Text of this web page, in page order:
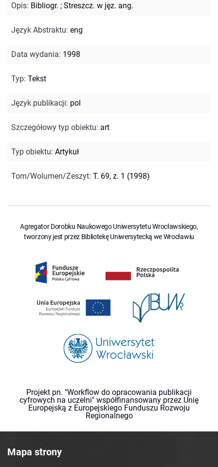
Opis: Bibliogr. ; Streszcz. w jęz. ang.
Język Abstraktu: eng
Data wydania: 1998
Typ: Tekst
Język publikacji: pol
Szczegółowy typ obiektu: art
Typ obiektu: Artykuł
Tom/Wolumen/Zeszyt: T. 69, z. 1 (1998)
Agregator Dorobku Naukowego Uniwersytetu Wrocławskiego,
tworzony jest przez Bibliotekę Uniwersytecką we Wrocławiu
Projekt pn. "Workflow do opracowania publikacji
cyfrowych na uczelni" współfinansowany przez Unię
Europejską z Europejskiego Funduszu Rozwoju
Regionalnego
Mapa strony